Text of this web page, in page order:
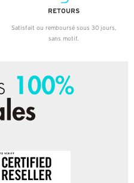
RETOURS
Satisfait ou remboursé sous 30 jours,
sans motif.